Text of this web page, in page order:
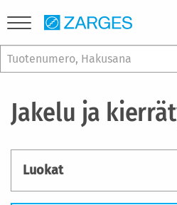
Jakelu ja
Luokat